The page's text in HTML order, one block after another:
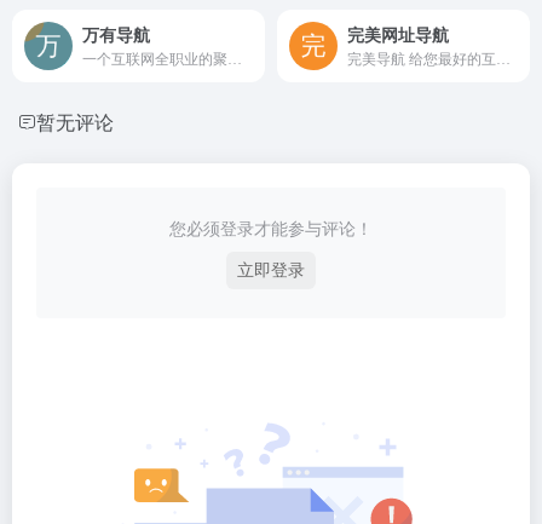
万有导航 完美网址导航
暂无评论
您必须登录才能参与评论！
立即登录